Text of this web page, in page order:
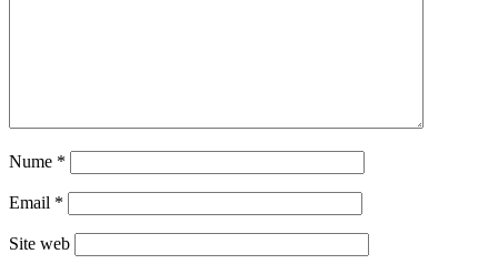
Nume *
Email *
Site web